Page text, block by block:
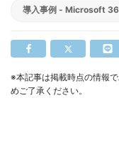
導入事例 - Microsoft
※本記事は掲載時点の情報
めご了承ください。